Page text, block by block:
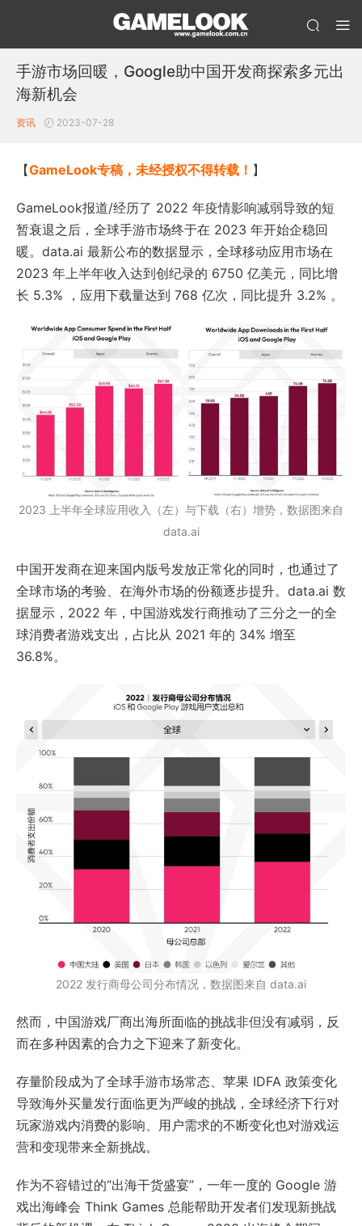
手游市场回暖，Google助中国开发商探索多元出
海新机会
资讯 2023-07-28
【GameLook专稿，未经授权不得转载！ 】
GameLook报道/经历了 2022 年疫情影响减弱导致的短
暂衰退之后，全球手游市场终于在 2023 年开始企稳回
暖。data.ai 最新公布的数据显示，全球移动应用市场在
2023 年上半年收入达到创纪录的 6750 亿美元，同比增
长 5.3% ，应用下载量达到 768 亿次，同比提升 3.2% 。
2023 上半年全球应用收入（左）与下载（右）增势，数据图来自
data.ai
中国开发商在迎来国内版号发放正常化的同时，也通过了
全球市场的考验、在海外市场的份额逐步提升。data.ai 数
据显示，2022 年，中国游戏发行商推动了三分之一的全
球消费者游戏支出，占比从 2021 年的 34% 增至
36.8%。
2022 发行商母公司分布情况，数据图来自 data.ai
然而，中国游戏厂商出海所面临的挑战非但没有减弱，反
而在多种因素的合力之下迎来了新变化。
存量阶段成为了全球手游市场常态、苹果 IDFA 政策变化
导致海外买量发行面临更为严峻的挑战，全球经济下行对
玩家游戏内消费的影响、用户需求的不断变化也对游戏运
营和变现带来全新挑战。
作为不容错过的“出海干货盛宴”，一年一度的 Google 游
戏出海峰会 Think Games 总能帮助开发者们发现新挑战